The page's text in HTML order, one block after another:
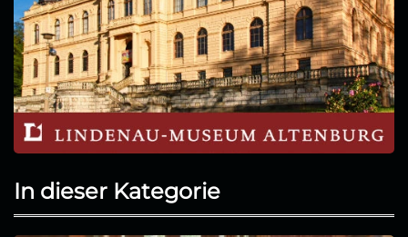
In dieser Kategorie